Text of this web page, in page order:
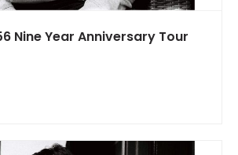
Nine Year Anniversary Tour